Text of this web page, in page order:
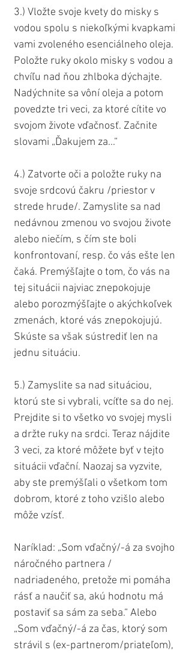
3.) Vložte svoje kvety do misky s
vodou spolu s niekoľkými kvapkami
vami zvoleného esenciálneho oleja.
Položte ruky okolo misky s vodou a
chvíľu nad ňou zhlboka dýchajte.
Nadýchnite sa vôní oleja a potom
povedzte tri veci, za ktoré cítite vo
svojom živote vďačnosť. Začnite
slovami „Ďakujem za...“
4.) Zatvorte oči a položte ruky na
svoje srdcovú čakru /priestor v
strede hrude/. Zamyslite sa nad
nedávnou zmenou vo svojou živote
alebo niečím, s čím ste boli
konfrontovaní, resp. čo vás ešte len
čaká. Premýšľajte o tom, čo vás na
tej situácii najviac znepokojuje
alebo porozmýšľajte o akýchkoľvek
zmenách, ktoré vás znepokojujú.
Skúste sa však sústrediť len na
jednu situáciu.
5.) Zamyslite sa nad situáciou,
ktorú ste si vybrali, vcíťte sa do nej.
Prejdite si to všetko vo svojej mysli
a držte ruky na srdci. Teraz nájdite
3 veci, za ktoré môžete byť v tejto
situácii vďační. Naozaj sa vyzvite,
aby ste premýšľali o všetkom tom
dobrom, ktoré z toho vzišlo alebo
môže vzísť.
Naríklad: „Som vďačný/-á za svojho
náročného partnera /
nadriadeného, pretože mi pomáha
rásť a naučiť sa, akú hodnotu má
postaviť sa sám za seba.“ Alebo
„Som vďačný/-á za čas, ktorý som
strávil s (ex-partnerom/priateľom),